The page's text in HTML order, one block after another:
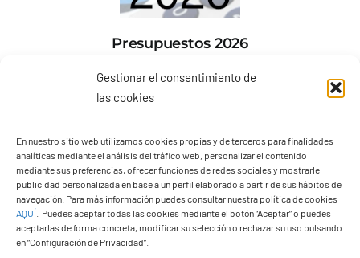
Gestionar el consentimiento de
las cookies
En nuestro sitio web utilizamos cookies propias y de terceros para finalidades
analíticas mediante el análisis del tráfico web, personalizar el contenido
mediante sus preferencias, ofrecer funciones de redes sociales y mostrarle
publicidad personalizada en base a un perfil elaborado a partir de sus hábitos de
navegación. Para más información puedes consultar nuestra política de cookies
AQUÍ
Puedes aceptar todas las cookies mediante el botón “Aceptar” o puedes
aceptarlas de forma concreta, modificar su selección o rechazar su uso pulsando
en “Configuración de Privacidad”.
Presupuestos 2026